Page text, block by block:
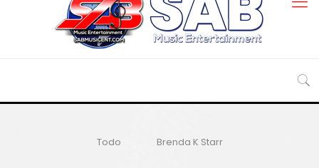
Todo Brenda K Starr